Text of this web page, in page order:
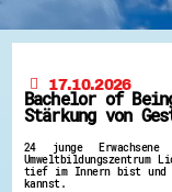
Bachelor of
Stärkung von
17.10.2026
24 junge
tief im Innern bist und
kannst.